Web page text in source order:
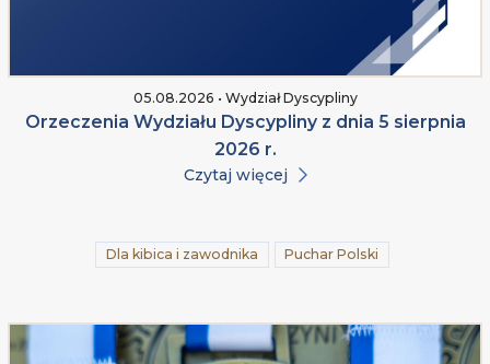
05.08.2026 • Wydział Dyscypliny
Orzeczenia Wydziału Dyscypliny z dnia 5 sierpnia
2026 r.
Czytaj więcej
Dla kibica i zawodnika Puchar Polski